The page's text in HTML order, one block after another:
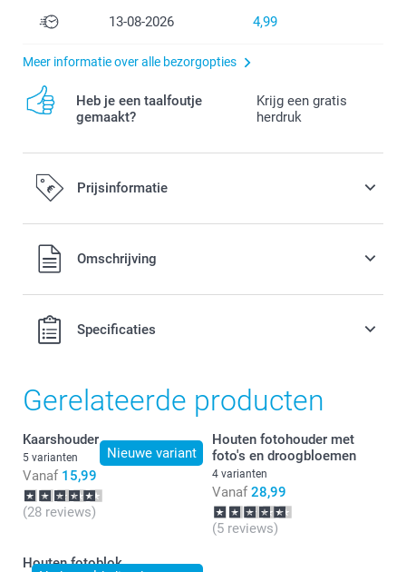
13-08-2026 4,99
Meer informatie over alle bezorgopties
Heb je een taalfoutje
gemaakt?
Krijg een gratis
herdruk
Prijsinformatie
Alle prijzen zijn in EURO (€) inclusief BTW en exclusief
verzendkosten.Omschrijving
Specificaties
Moss Green, Cotton Green or Terracotta
Gerelateerde producten
Nieuwe variant
Kaarshouder
5 varianten
Vanaf 15,99
(28 reviews)
Houten fotohouder met
foto's en droogbloemen
4 varianten
Vanaf 28,99
(5 reviews)
Houten fotoblok